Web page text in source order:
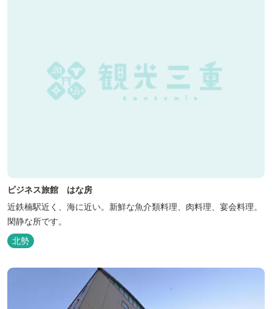
ビジネス旅館 はな房
近鉄楠駅近く、海に近い。新鮮な魚介類料理、肉料理、宴会料理。
閑静な所です。
北勢